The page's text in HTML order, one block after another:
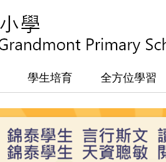
學生培育 全方位學習